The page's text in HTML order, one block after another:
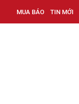
MUA BÁO TIN MỚI